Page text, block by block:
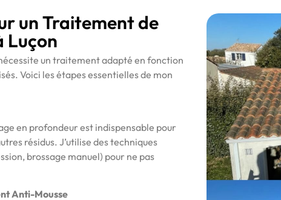
un Traitement de
Luçon
un traitement adapté en fonction
Voici les étapes essentielles de mon
en profondeur est indispensable pour
résidus. J’utilise des techniques
brossage manuel) pour ne pas
Anti-Mousse